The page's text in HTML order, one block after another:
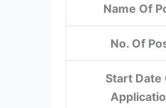
Name Of
No. Of
Start Date